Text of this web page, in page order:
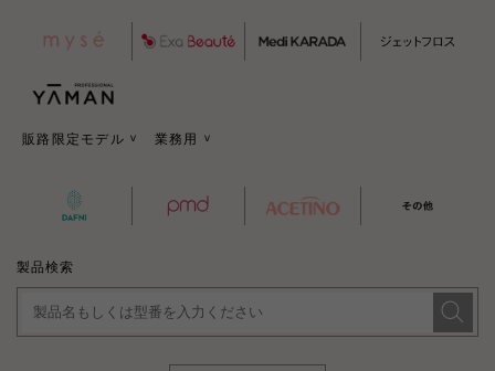
販路限定モデル > 業務用 >
製品検索